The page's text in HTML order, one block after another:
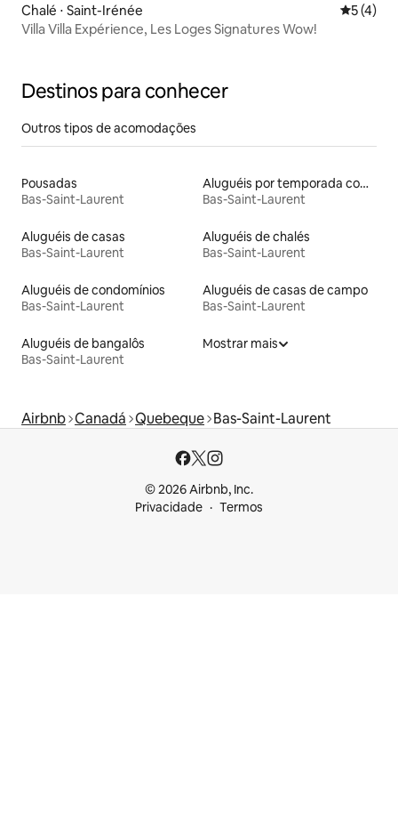
Chalé ⋅ Saint-Irénée 5 de
5 (4)
Villa Villa Expérience, Les Loges Signatures Wow!
Destinos para conhecer
Outros tipos de acomodações
Pousadas
Bas-Saint-Laurent
Aluguéis por temporada com caiaque
Bas-Saint-Laurent
Aluguéis de casas
Bas-Saint-Laurent
Aluguéis de chalés
Bas-Saint-Laurent
Aluguéis de condomínios
Bas-Saint-Laurent
Aluguéis de casas de campo
Bas-Saint-Laurent
Aluguéis de bangalôs
Bas-Saint-Laurent
Mostrar mais
Airbnb Canadá Quebeque Bas-Saint-Laurent
© 2026 Airbnb, Inc.
Privacidade
Termos